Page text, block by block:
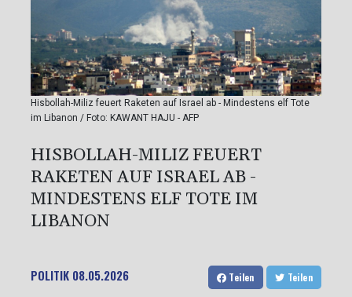
Hisbollah-Miliz feuert Raketen auf Israel ab - Mindestens elf Tote
im Libanon / Foto: KAWANT HAJU - AFP
HISBOLLAH-MILIZ FEUERT
RAKETEN AUF ISRAEL AB -
MINDESTENS ELF TOTE IM
LIBANON
POLITIK 08.05.2026 Teilen Teilen